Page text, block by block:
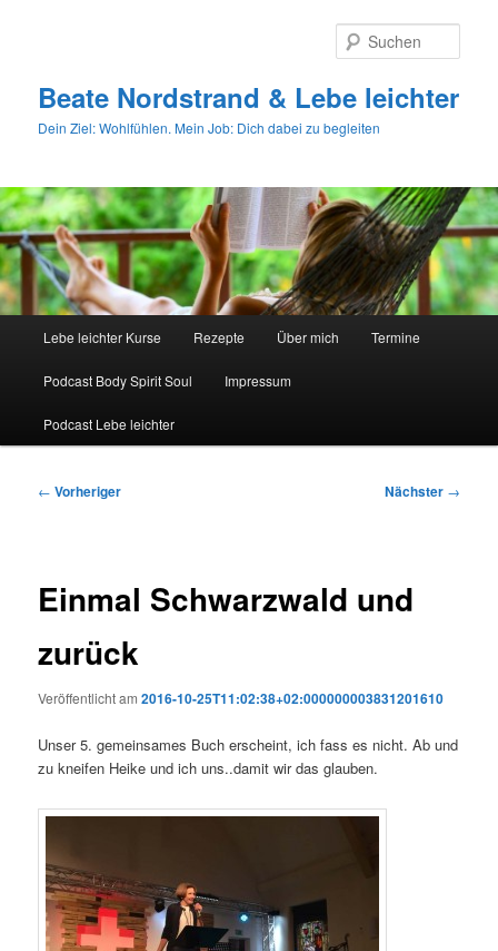
Beate Nordstrand & Lebe leichter
Dein Ziel: Wohlfühlen. Mein Job: Dich dabei zu begleiten
Lebe leichter Kurse Rezepte Über mich Termine
Podcast Body Spirit Soul Impressum
Podcast Lebe leichter
Beitragsnavigation
← Vorheriger Nächster →
Einmal Schwarzwald und
zurück
Veröffentlicht am2016-10-25T11:02:38+02:000000003831201610
Unser 5. gemeinsames Buch erscheint, ich fass es nicht. Ab und
zu kneifen Heike und ich uns..damit wir das glauben.